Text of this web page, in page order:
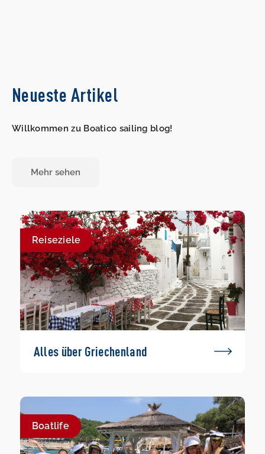
Neueste Artikel
Willkommen zu Boatico sailing blog!
Mehr sehen
Reiseziele
Alles über Griechenland
Boatlife